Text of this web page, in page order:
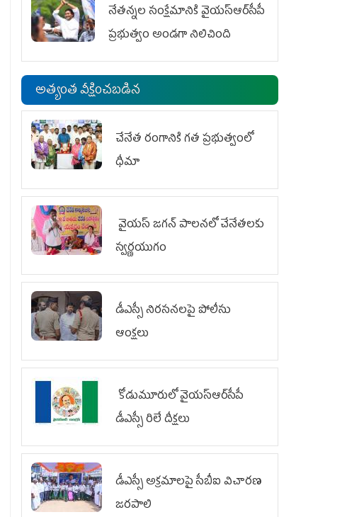
నేతన్నల సంక్షేమానికి వైయ‌స్ఆర్‌సీపీ
ప్రభుత్వం అండగా నిలిచింది
అత్యంత వీక్షించబడిన
చేనేత రంగానికి గత ప్రభుత్వంలో
ధీమా
వైయ‌స్ జగన్ పాలనలో చేనేతలకు
స్వర్ణయుగం
డీఎస్సీ నిరసనలపై పోలీసు
ఆంక్షలు
కోడుమూరులో వైయ‌స్ఆర్‌సీపీ
డీఎస్సీ రిలే దీక్షలు
డీఎస్సీ అక్రమాలపై సీబీఐ విచారణ
జరపాలి